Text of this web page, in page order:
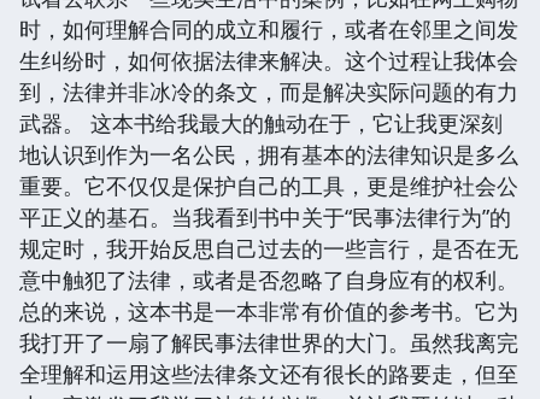
时，如何理解合同的成立和履行，或者在邻里之间发
生纠纷时，如何依据法律来解决。这个过程让我体会
到，法律并非冰冷的条文，而是解决实际问题的有力
武器。 这本书给我最大的触动在于，它让我更深刻
地认识到作为一名公民，拥有基本的法律知识是多么
重要。它不仅仅是保护自己的工具，更是维护社会公
平正义的基石。当我看到书中关于“民事法律行为”的
规定时，我开始反思自己过去的一些言行，是否在无
意中触犯了法律，或者是否忽略了自身应有的权利。
总的来说，这本书是一本非常有价值的参考书。它为
我打开了一扇了解民事法律世界的大门。虽然我离完
全理解和运用这些法律条文还有很长的路要走，但至